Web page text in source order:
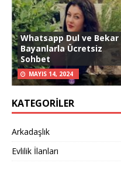
Whatsapp Dul ve Bekar
Bayanlarla Ücretsiz
Sohbet
MAYIS 14, 2024
KATEGORILER
Arkadaşlık
Evlilik İlanları